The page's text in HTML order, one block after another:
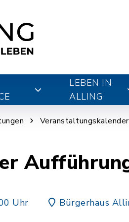
LEBEN IN
ALLING
Veranstaltungskalender
Uhr Bürgerhaus